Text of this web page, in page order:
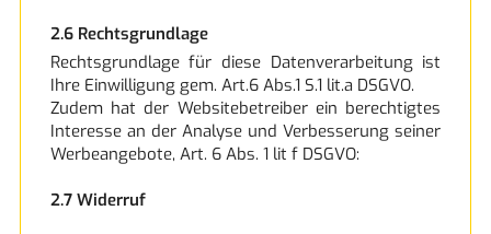
2.6 Rechtsgrundlage
Rechtsgrundlage für diese Datenverarbeitung ist
Ihre Einwilligung gem. Art.6 Abs.1 S.1 lit.a DSGVO.
Zudem hat der Websitebetreiber ein berechtigtes
Interesse an der Analyse und Verbesserung seiner
Werbeangebote, Art. 6 Abs. 1 lit f DSGVO:
2.7 Widerruf